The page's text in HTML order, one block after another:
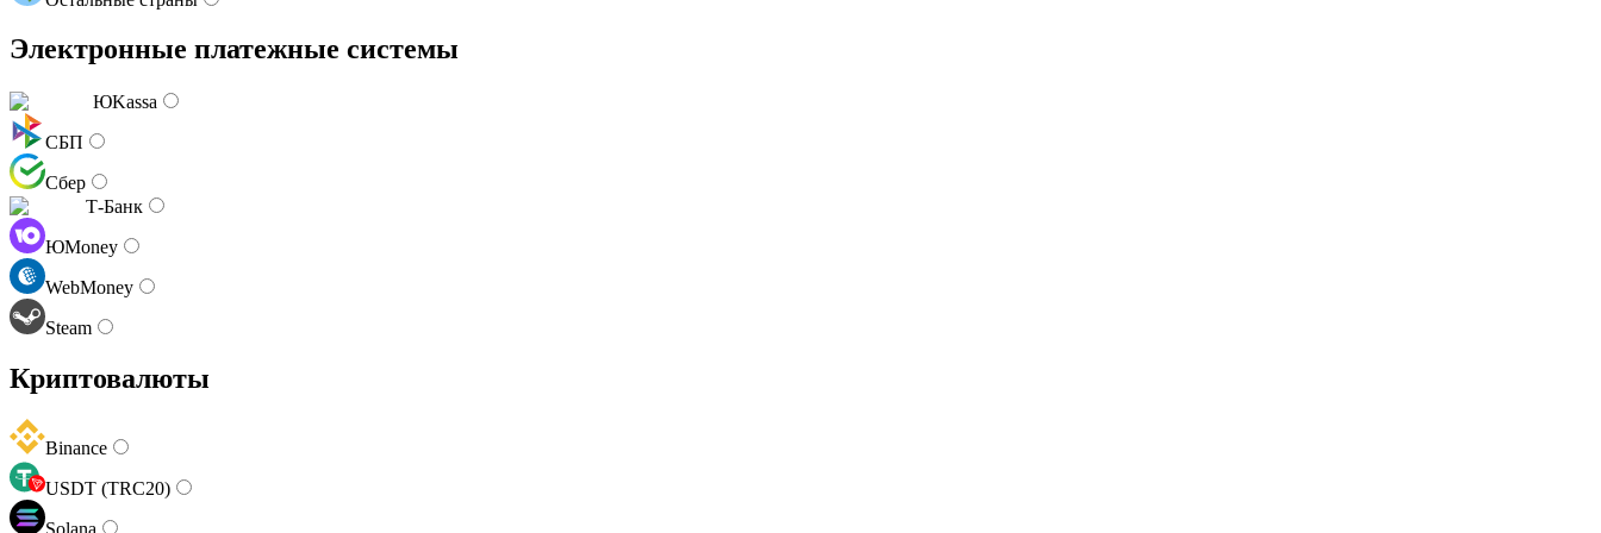
Электронные платежные системы
ЮKassa
СБП
Сбер
Т-Банк
ЮMoney
WebMoney
Steam
Криптовалюты
Binance
USDT (TRC20)